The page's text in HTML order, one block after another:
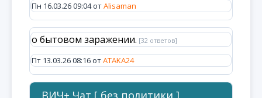
Пн 16.03.26 09:04 отAlisaman
о бытовом заражении. [32 ответов]
Пт 13.03.26 08:16 отATAKA24
ВИЧ+ Чат [ без политики ]